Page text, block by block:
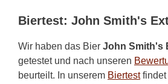
Biertest: John Smith's
Wir haben das Bier John Smith's
getestet und nach unseren
beurteilt. In unserem Biertestfindet